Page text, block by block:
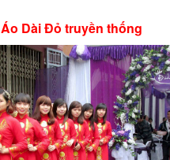
Áo Dài Đỏ truyền thống